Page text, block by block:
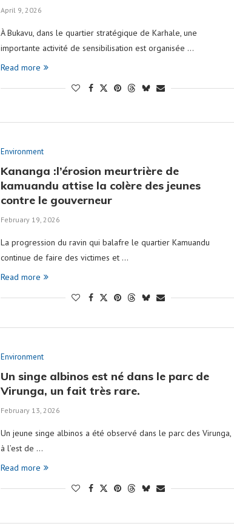
April 9, 2026
À Bukavu, dans le quartier stratégique de Karhale, une
importante activité de sensibilisation est organisée …
Read more
Environment
Kananga :l’érosion meurtrière de
kamuandu attise la colère des jeunes
contre le gouverneur
February 19, 2026
La progression du ravin qui balafre le quartier Kamuandu
continue de faire des victimes et …
Read more
Environment
Un singe albinos est né dans le parc de
Virunga, un fait très rare.
February 13, 2026
Un jeune singe albinos a été observé dans le parc des Virunga,
à l’est de …
Read more